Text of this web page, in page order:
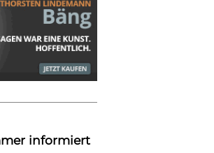
informiert